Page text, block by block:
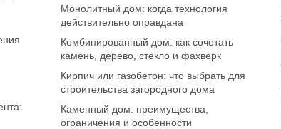
Монолитный дом: когда технология
действительно оправдана
Комбинированный дом: как сочетать
камень, дерево, стекло и фахверк
Кирпич или газобетон: что выбрать для
строительства загородного дома
Каменный дом: преимущества,
ограничения и особенности